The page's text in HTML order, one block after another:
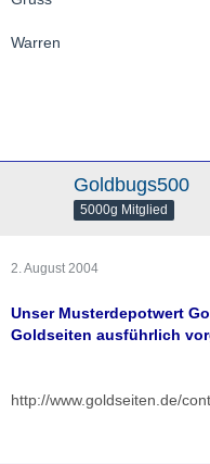
Warren
Goldbugs500
5000g Mitglied
2. August 2004
Unser Musterdepotwert
Goldseiten ausführlich
http://www.goldseiten.de/